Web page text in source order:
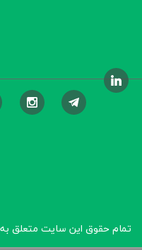
تمام حقوق این سایت متعلق به